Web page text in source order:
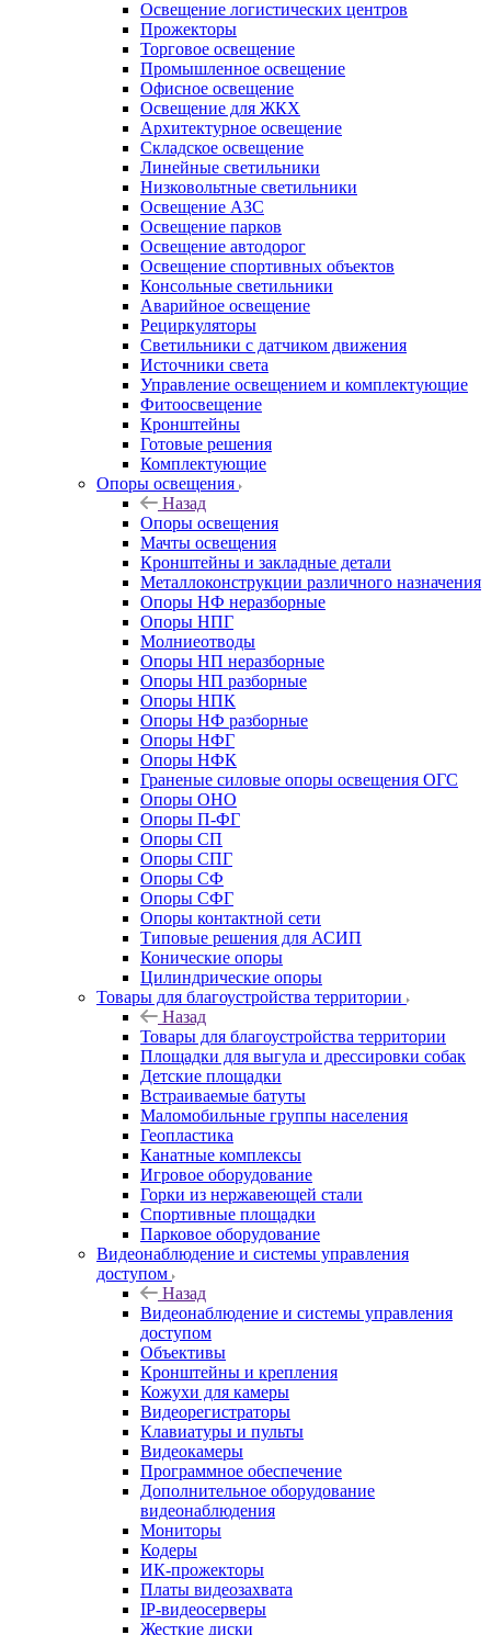
Освещение логистических центров
Прожекторы
Торговое освещение
Промышленное освещение
Офисное освещение
Освещение для ЖКХ
Архитектурное освещение
Складское освещение
Линейные светильники
Низковольтные светильники
Освещение АЗС
Освещение парков
Освещение автодорог
Освещение спортивных объектов
Консольные светильники
Аварийное освещение
Рециркуляторы
Светильники с датчиком движения
Источники света
Управление освещением и комплектующие
Фитоосвещение
Кронштейны
Готовые решения
Комплектующие
Опоры освещения
Назад
Опоры освещения
Мачты освещения
Кронштейны и закладные детали
Металлоконструкции различного назначения
Опоры НФ неразборные
Опоры НПГ
Молниеотводы
Опоры НП неразборные
Опоры НП разборные
Опоры НПК
Опоры НФ разборные
Опоры НФГ
Опоры НФК
Граненые силовые опоры освещения ОГС
Опоры ОНО
Опоры П-ФГ
Опоры СП
Опоры СПГ
Опоры СФ
Опоры СФГ
Опоры контактной сети
Типовые решения для АСИП
Конические опоры
Цилиндрические опоры
Товары для благоустройства территории
Назад
Товары для благоустройства территории
Площадки для выгула и дрессировки собак
Детские площадки
Встраиваемые батуты
Маломобильные группы населения
Геопластика
Канатные комплексы
Игровое оборудование
Горки из нержавеющей стали
Спортивные площадки
Парковое оборудование
Видеонаблюдение и системы управления
доступом
Назад
Видеонаблюдение и системы управления
доступом
Объективы
Кронштейны и крепления
Кожухи для камеры
Видеорегистраторы
Клавиатуры и пульты
Видеокамеры
Программное обеспечение
Дополнительное оборудование
видеонаблюдения
Мониторы
Кодеры
ИК-прожекторы
Платы видеозахвата
IP-видеосерверы
Жесткие диски